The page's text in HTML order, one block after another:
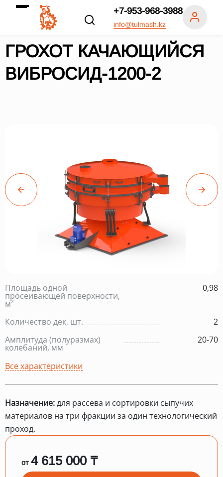
+7-953-968-3988
info@tulmash.kz
ГРОХОТ КАЧАЮЩИЙСЯ
ВИБРОСИД-1200-2
Площадь одной
просеивающей поверхности,
м²
0,98
Количество дек, шт.
2
Амплитуда (полуразмах)
колебаний, мм
20-70
Все характеристики
Назначение:для рассева и сортировки сыпучих
материалов на три фракции за один технологический
проход.
от 4 615 000 ₸